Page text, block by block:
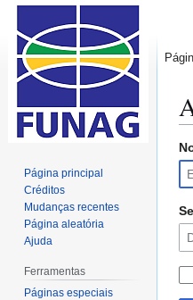
Ir
Ir
Página principal
Créditos
Mudanças recentes
Página aleatória
Ajuda
Ferramentas
Páginas especiais